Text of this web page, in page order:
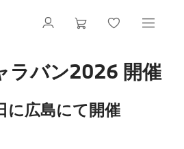
ラバン2026 開催
に広島にて開催